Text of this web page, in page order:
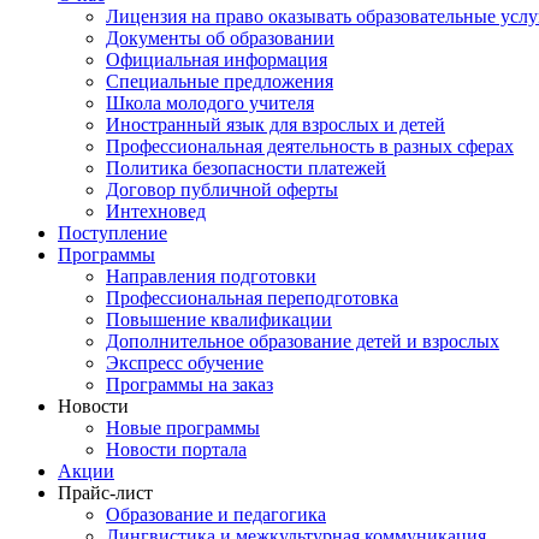
Лицензия на право оказывать образовательные
Документы об образовании
Официальная информация
Специальные предложения
Школа молодого учителя
Иностранный язык для взрослых и детей
Профессиональная деятельность в разных сферах
Политика безопасности платежей
Договор публичной оферты
Интехновед
Поступление
Программы
Направления подготовки
Профессиональная переподготовка
Повышение квалификации
Дополнительное образование детей и взрослых
Экспресс обучение
Программы на заказ
Новости
Новые программы
Новости портала
Акции
Прайс-лист
Образование и педагогика